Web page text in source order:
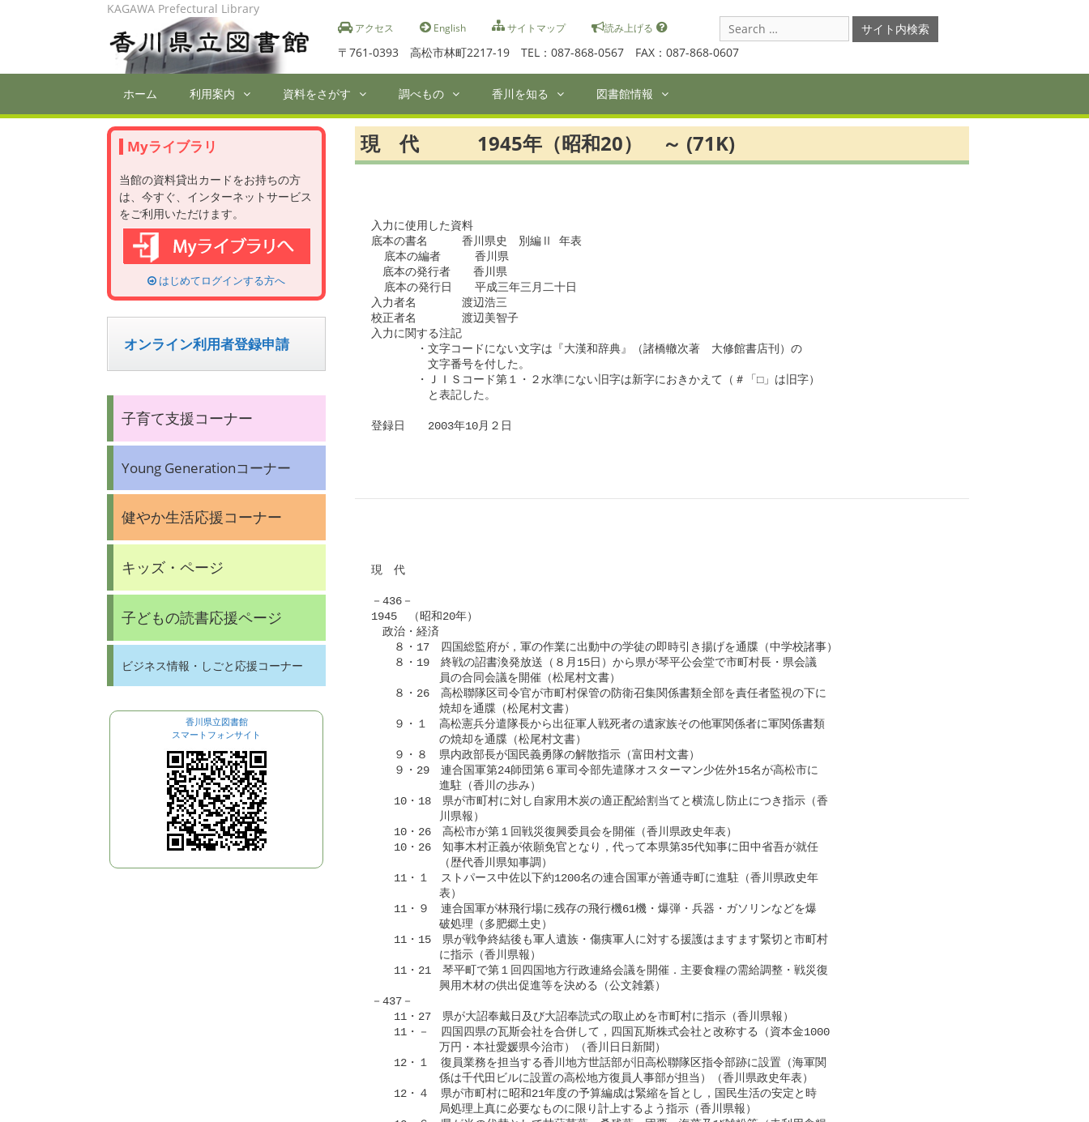
アクセス English サイトマップ 読み上げる
〒761-0393 高松市林町2217-19 TEL：087-868-0567 FAX：087-868-0607
KAGAWA Prefectural Library
Search
for:
ホーム 利用案内 資料をさがす 調べもの 香川を知る 図書館情報
現 代 1945年（昭和20） ～ (71K)
入力に使用した資料
底本の書名　　　香川県史　別編Ⅱ 年表
  底本の編者　　　香川県
底本の発行者　　香川県
  底本の発行日　　平成三年三月二十日
入力者名　　　　渡辺浩三
校正者名　　　　渡辺美智子
入力に関する注記
・文字コードにない文字は『大漢和辞典』（諸橋轍次著　大修館書店刊）の
文字番号を付した。
・ＪＩＳコード第１・２水準にない旧字は新字におきかえて（＃「□」は旧字）
と表記した。
登録日　　2003年10月２日
Myライブラリ
当館の資料貸出カードをお持ちの方
は、今すぐ、インターネットサービス
をご利用いただけます。
はじめてログインする方へ
オンライン利用者登録申請
子育て支援コーナー
Young Generationコーナー
健やか生活応援コーナー
キッズ・ページ
子どもの読書応援ページ
ビジネス情報・しごと応援コーナー
香川県立図書館
スマートフォンサイト